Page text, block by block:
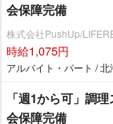
会保障完備
株式会社PushUp/
時給1,075円
アルバイト・パート / 北
「週1から可」調
会保障完備